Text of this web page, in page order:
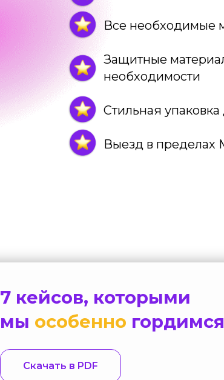
Все необходимые
Защитные
необходимости
Стильная
Выезд в
Скачать в PDF
7 кейсов, которыми
мы особенно гордимся